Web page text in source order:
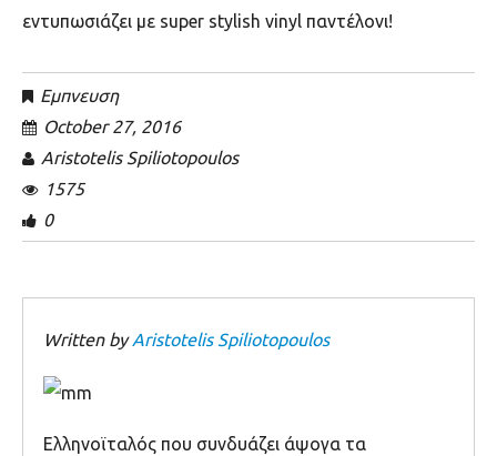
εντυπωσιάζει με super stylish vinyl παντέλονι!
Εμπνευση
October 27, 2016
Aristotelis Spiliotopoulos
1575
0
Written byAristotelis Spiliotopoulos
Ελληνοϊταλός που συνδυάζει άψογα τα